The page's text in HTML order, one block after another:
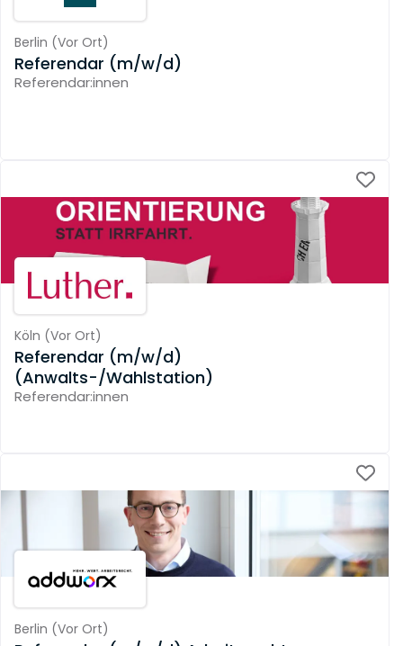
Berlin (Vor Ort)
Referendar (m/w/d)
Referendar:innen
Köln (Vor Ort)
Referendar (m/w/d)
(Anwalts-/Wahlstation)
Referendar:innen
Berlin (Vor Ort)